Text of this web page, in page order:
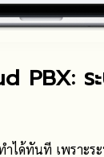
PBX: ร
ำได้ทันที เพราะ